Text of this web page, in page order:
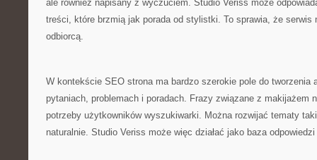
ale również napisany z wyczuciem. Studio Veriss może
treści, które brzmią jak porada od stylistki. To sprawia, że serwis
odbiorcą.
W kontekście SEO strona ma bardzo szerokie pole do tworzenia
pytaniach, problemach i poradach. Frazy związane z makijażem
potrzeby użytkowników wyszukiwarki. Można rozwijać tematy
naturalnie. Studio Veriss może więc działać jako baza